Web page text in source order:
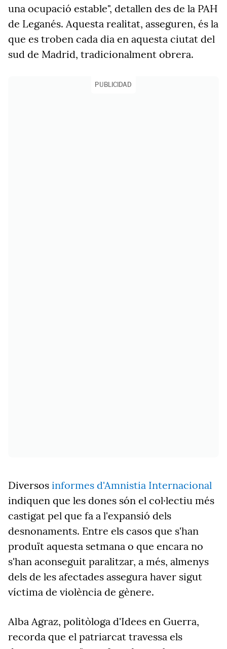
una ocupació estable", detallen des de la PAH
de Leganés. Aquesta realitat, asseguren, és la
que es troben cada dia en aquesta ciutat del
sud de Madrid, tradicionalment obrera.
PUBLICIDAD
Diversos informes d'Amnistia Internacional
indiquen que les dones són el col·lectiu més
castigat pel que fa a l'expansió dels
desnonaments. Entre els casos que s'han
produït aquesta setmana o que encara no
s'han aconseguit paralitzar, a més, almenys
dels de les afectades assegura haver sigut
víctima de violència de gènere.
Alba Agraz, politòloga d'Idees en Guerra,
recorda que el patriarcat travessa els